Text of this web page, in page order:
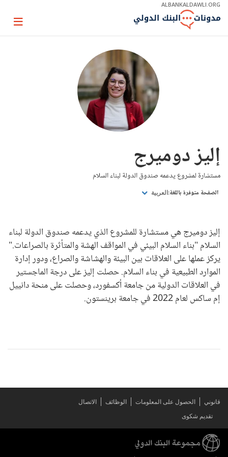
Skip
Main
ALBANKALDAWLI.ORG
Page
إليز دوميرج
مستشارة لمشروع يدعمه صندوق الدولة لبناء السلام
الصفحة متوفرة باللغة: العربية
إليز دوميرج هي مستشارة للمشروع الذي يدعمه صندوق الدولة لبناء
السلام "بناء السلام البيئي في المواقف الهشة والمتأثرة بالصراعات."
يركز عملها على العلاقات بين البيئة والهشاشة والصراع، ودور إدارة
الموارد الطبيعية في بناء السلام. حصلت إليز على درجة الماجستير
في العلاقات الدولية من جامعة أكسفورد، وحصلت على منحة دانييل
إم ساكس لعام 2022 في جامعة برينستون.
قانوني الحصول على المعلومات الوظائف
الاتصال
تقديم شكوى